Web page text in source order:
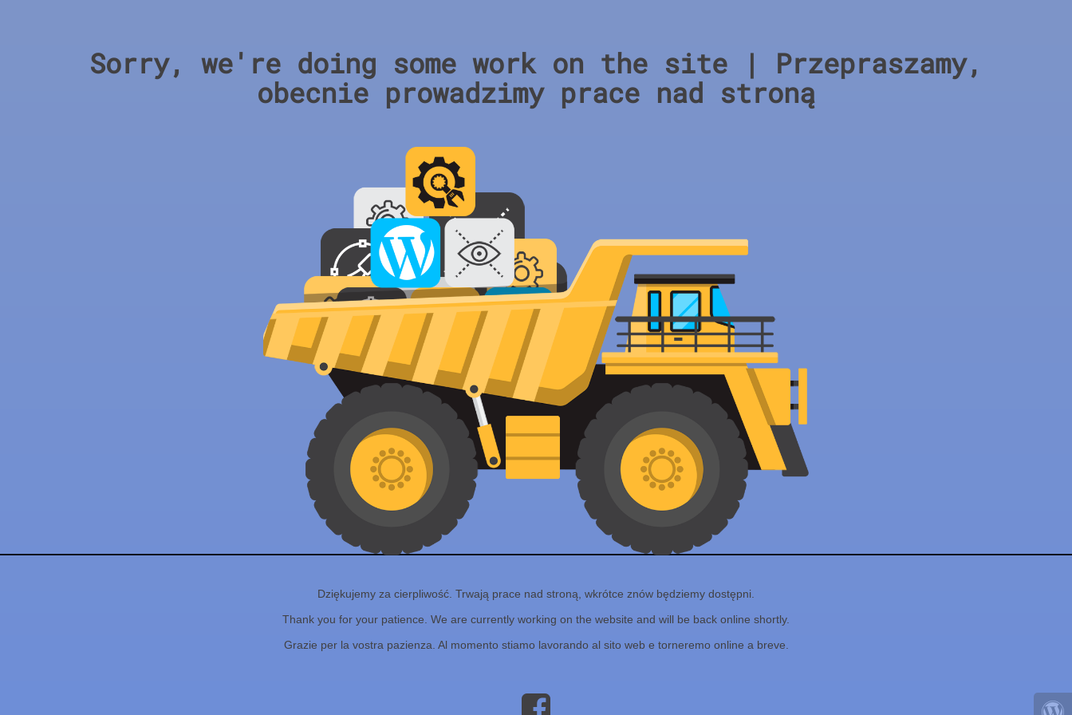
Sorry, we're doing some work on the site | Przepraszamy,
obecnie prowadzimy prace nad stroną
Dziękujemy za cierpliwość. Trwają prace nad stroną, wkrótce znów będziemy dostępni.
Thank you for your patience. We are currently working on the website and will be back online shortly.
Grazie per la vostra pazienza. Al momento stiamo lavorando al sito web e torneremo online a breve.